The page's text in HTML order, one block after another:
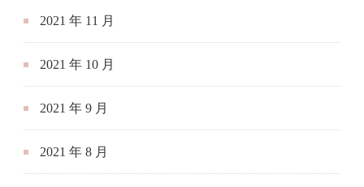
2021 年 11 月
2021 年 10 月
2021 年 9 月
2021 年 8 月